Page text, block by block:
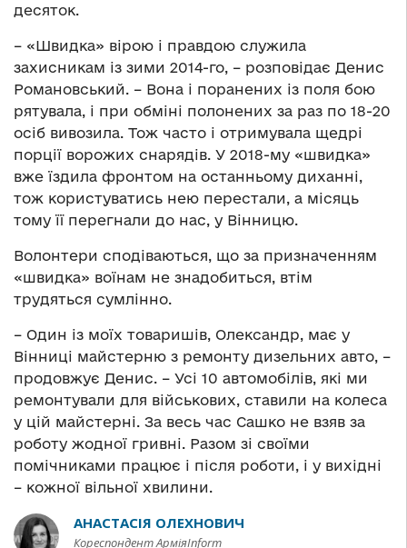
десяток.
– «Швидка» вірою і правдою служила
захисникам із зими 2014-го, – розповідає Денис
Романовський. – Вона і поранених із поля бою
рятувала, і при обміні полонених за раз по 18-20
осіб вивозила. Тож часто і отримувала щедрі
порції ворожих снарядів. У 2018-му «швидка»
вже їздила фронтом на останньому диханні,
тож користуватись нею перестали, а місяць
тому її перегнали до нас, у Вінницю.
Волонтери сподіваються, що за призначенням
«швидка» воїнам не знадобиться, втім
трудяться сумлінно.
– Один із моїх товаришів, Олександр, має у
Вінниці майстерню з ремонту дизельних авто, –
продовжує Денис. – Усі 10 автомобілів, які ми
ремонтували для військових, ставили на колеса
у цій майстерні. За весь час Сашко не взяв за
роботу жодної гривні. Разом зі своїми
помічниками працює і після роботи, і у вихідні
– кожної вільної хвилини.
АНАСТАСІЯ ОЛЕХНОВИЧ
Кореспондент АрміяInform